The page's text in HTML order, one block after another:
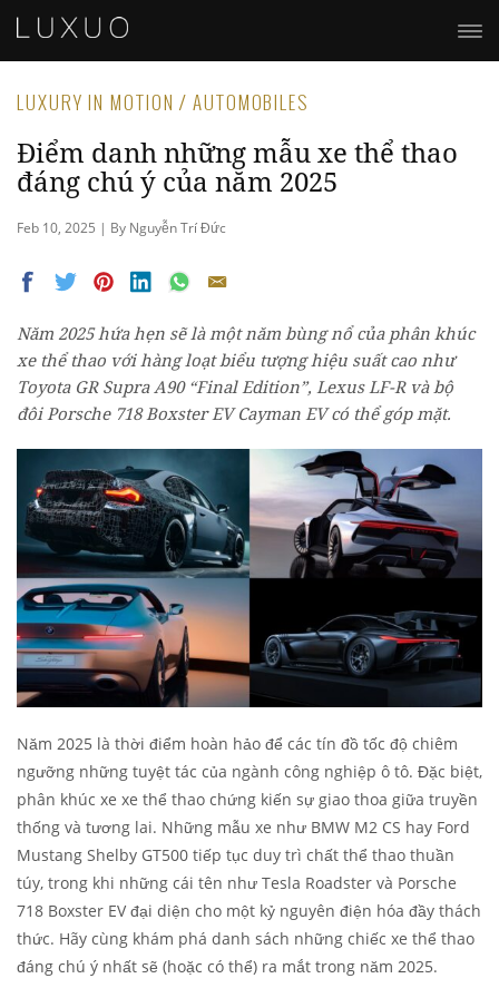
LUXURY IN MOTION / AUTOMOBILES
Điểm danh những mẫu xe thể thao
đáng chú ý của năm 2025
Feb 10, 2025 | By Nguyễn Trí Đức
Năm 2025 hứa hẹn sẽ là một năm bùng nổ của phân khúc
xe thể thao với hàng loạt biểu tượng hiệu suất cao như
Toyota GR Supra A90 “Final Edition”, Lexus LF-R và bộ
đôi Porsche 718 Boxster EV Cayman EV có thể góp mặt.
Năm 2025 là thời điểm hoàn hảo để các tín đồ tốc độ chiêm
ngưỡng những tuyệt tác của ngành công nghiệp ô tô. Đặc biệt,
phân khúc xe xe thể thao chứng kiến sự giao thoa giữa truyền
thống và tương lai. Những mẫu xe như BMW M2 CS hay Ford
Mustang Shelby GT500 tiếp tục duy trì chất thể thao thuần
túy, trong khi những cái tên như Tesla Roadster và Porsche
718 Boxster EV đại diện cho một kỷ nguyên điện hóa đầy thách
thức. Hãy cùng khám phá danh sách những chiếc xe thể thao
đáng chú ý nhất sẽ (hoặc có thể) ra mắt trong năm 2025.